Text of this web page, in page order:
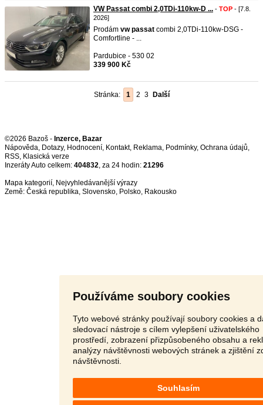
Používáme soubory cookies
Tyto webové stránky používají soubory cookies a
sledovací nástroje s cílem vylepšení uživatelského
prostředí, zobrazení přizpůsobeného obsahu a
analýzy návštěvnosti webových stránek a zjištění
návštěvnosti.
Souhlasím
VW Passat combi 2,0TDi-110kw-D ... - TOP - [7.8.
2026]
Prodám vw passat combi 2,0TDi-110kw-DSG -
Comfortline - ...
Pardubice - 530 02
339 900 Kč
Stránka: 1 2 3 Další
©2026 Bazoš - Inzerce, Bazar
Nápověda, Dotazy, Hodnocení, Kontakt, Reklama, Podmínky, Ochrana údajů,
RSS,
Inzeráty Auto celkem: 404832, za 24 hodin: 21296
Mapa kategorií, Nejvyhledávanější výrazy
Země: Česká republika, Slovensko, Polsko, Rakousko